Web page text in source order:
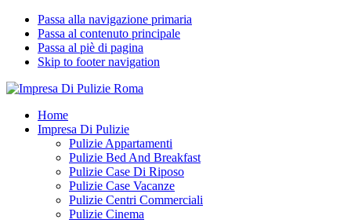
Passa alla navigazione primaria
Passa al contenuto principale
Passa al piè di pagina
Skip to footer navigation
Impresa Di Pulizie Roma
✅ Abitazioni e Attività Commerciali
Home
Impresa Di Pulizie
Pulizie Appartamenti
Pulizie Bed And Breakfast
Pulizie Case Di Riposo
Pulizie Case Vacanze
Pulizie Centri Commerciali
Pulizie Cinema